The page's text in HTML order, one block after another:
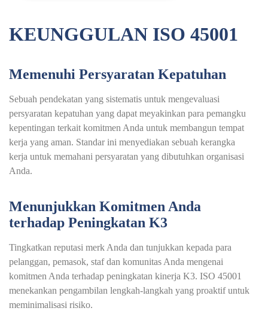
KEUNGGULAN ISO 45001
Memenuhi Persyaratan Kepatuhan
Sebuah pendekatan yang sistematis untuk mengevaluasi
persyaratan kepatuhan yang dapat meyakinkan para pemangku
kepentingan terkait komitmen Anda untuk membangun tempat
kerja yang aman. Standar ini menyediakan sebuah kerangka
kerja untuk memahani persyaratan yang dibutuhkan organisasi
Anda.
Menunjukkan Komitmen Anda
terhadap Peningkatan K3
Tingkatkan reputasi merk Anda dan tunjukkan kepada para
pelanggan, pemasok, staf dan komunitas Anda mengenai
komitmen Anda terhadap peningkatan kinerja K3. ISO 45001
menekankan pengambilan lengkah-langkah yang proaktif untuk
meminimalisasi risiko.